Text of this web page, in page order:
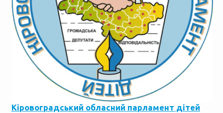
Кіровоградський обласний парламент дітей